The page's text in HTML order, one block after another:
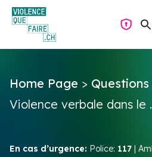
Questions & Réponses
Navigation privée
Home Page >
Violence verbale dans le
En cas d’urgence: Police: 117 |